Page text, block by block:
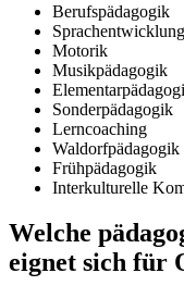
Berufspädagogik
Sprachentwicklung
Motorik
Musikpädagogik
Sonderpädagogik
Lerncoaching
Waldorfpädagogik
Frühpädagogik
Interkulturelle
Welche
eignet sich für